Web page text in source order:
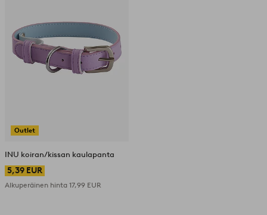
Outlet
INU koiran/kissan kaulapanta
5,39 EUR
Alkuperäinen hinta 17,99 EUR